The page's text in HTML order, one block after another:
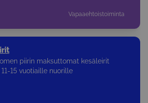
Vapaaehtoistoiminta
piirin maksuttomat kesäleirit
15 vuotiaille nuorille